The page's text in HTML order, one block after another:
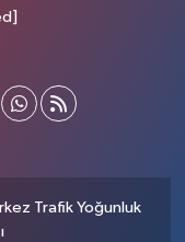
Trafik Yoğunluk